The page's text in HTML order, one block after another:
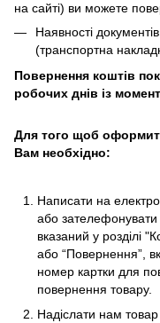
на сайті) ви можете
Наявності
(транспортна
Повернення коштів
робочих днів із
Для того щоб
Вам необхідно:
Написати на
або
вказаний у розділі
або “Повернення”,
номер картки для
повернення товару.
Надіслати нам